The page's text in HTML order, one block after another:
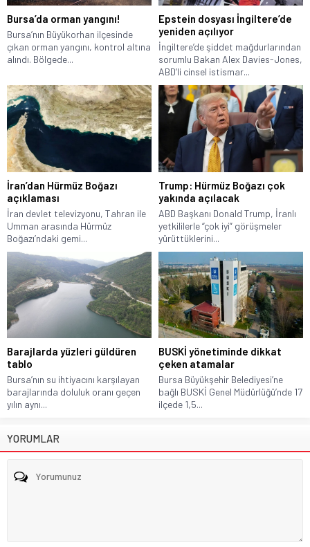
Bursa’da orman yangını!
Bursa’nın Büyükorhan ilçesinde
çıkan orman yangını, kontrol altına
alındı. Bölgede...
Epstein dosyası İngiltere’de
yeniden açılıyor
İngiltere’de şiddet mağdurlarından
sorumlu Bakan Alex Davies-Jones,
ABD’li cinsel istismar...
İran’dan Hürmüz Boğazı
açıklaması
İran devlet televizyonu, Tahran ile
Umman arasında Hürmüz
Boğazı’ndaki gemi...
Trump: Hürmüz Boğazı çok
yakında açılacak
ABD Başkanı Donald Trump, İranlı
yetkililerle “çok iyi” görüşmeler
yürüttüklerini...
Barajlarda yüzleri güldüren
tablo
Bursa’nın su ihtiyacını karşılayan
barajlarında doluluk oranı geçen
yılın aynı...
BUSKİ yönetiminde dikkat
çeken atamalar
Bursa Büyükşehir Belediyesi’ne
bağlı BUSKİ Genel Müdürlüğü’nde 17
ilçede 1,5...
YORUMLAR